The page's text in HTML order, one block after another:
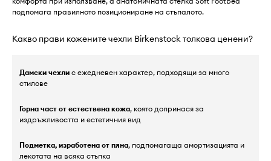
подпомага правилното позициониране на стъпалото.
Какво прави кожените чехли Birkenstock толкова ценени?
Дамски чехли с ежедневен характер, подходящи за много
стилове
Горна част от естествена кожа, която допринася за
издръжливостта и естетичния вид
Подметка, изработена от пяна, подпомагаща амортизацията и
лекотата на всяка стъпка